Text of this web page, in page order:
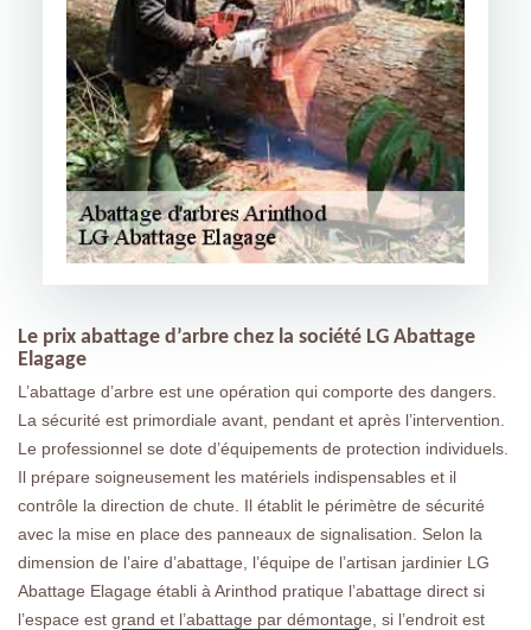
Le prix abattage d’arbre chez la société LG Abattage
Elagage
L’abattage d’arbre est une opération qui comporte des dangers.
La sécurité est primordiale avant, pendant et après l’intervention.
Le professionnel se dote d’équipements de protection individuels.
Il prépare soigneusement les matériels indispensables et il
contrôle la direction de chute. Il établit le périmètre de sécurité
avec la mise en place des panneaux de signalisation. Selon la
dimension de l’aire d’abattage, l’équipe de l’artisan jardinier LG
Abattage Elagage établi à Arinthod pratique l’abattage direct si
l’espace est grand et l’abattage par démontage, si l’endroit est